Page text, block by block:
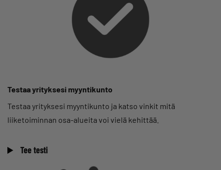
Testaa yrityksesi myyntikunto
Testaa yrityksesi myyntikunto ja katso vinkit mitä
liiketoiminnan osa-alueita voi vielä kehittää.
Tee testi